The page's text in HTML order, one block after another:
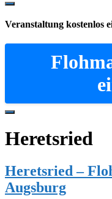
Show
Content
Veranstaltung kostenlos
Hide
Content
Heretsried
Heretsried –
Augsburg